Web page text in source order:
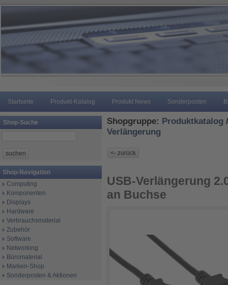
Startseite Produkt-Katalog Produkt News Sonderposten
Shop-Suche
Shop-Navigation
Computing
Komponenten
Displays
Hardware
Verbrauchsmaterial
Zubehör
Software
Networking
Büromaterial
Marken-Shop
Sonderposten & Aktionen
Shopgruppe: Produktkatalog
Verlängerung
USB-Verlängerung
an Buchse